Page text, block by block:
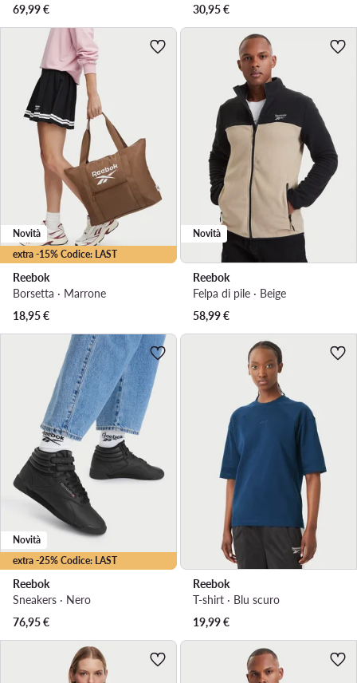
69,99€ 30,95€
extra -15% Codice: LAST
Novità
Reebok
Borsetta · Marrone
18,95€
Novità
Reebok
Felpa di pile · Beige
58,99€
extra -25% Codice: LAST
Novità
Reebok
Sneakers · Nero
76,95€
Reebok
T-shirt · Blu scuro
19,99€